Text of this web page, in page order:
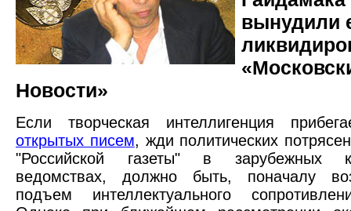
вынудили
Новости»
Если творческая интеллигенция
открытых писем, жди политических
"Российской газеты" в зарубежных
ведомствах, должно быть, поначалу
подъем интеллектуального